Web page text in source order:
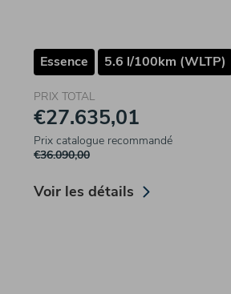
Essence 5.6 l/100km (WLTP)
PRIX TOTAL
€27.635,01
Prix catalogue recommandé
€36.090,00
Voir les détails